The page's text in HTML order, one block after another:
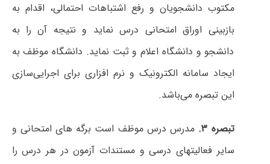
مکتوب دانشجویان و رفع اشتباهات احتمالی، اقدام به
بازبینی اوراق امتحانی درس نماید و نتیجه آن را به
دانشجو و دانشگاه اعلام و ثبت نماید. دانشگاه موظف به
ایجاد سامانه الکترونیک و نرم افزاری برای اجرایی‌سازی
این تبصره می‌باشد.
تبصره ۳. مدرس درس موظف است برگه های امتحانی و
سایر فعالیتهای درسی و مستندات آزمون در هر درس را